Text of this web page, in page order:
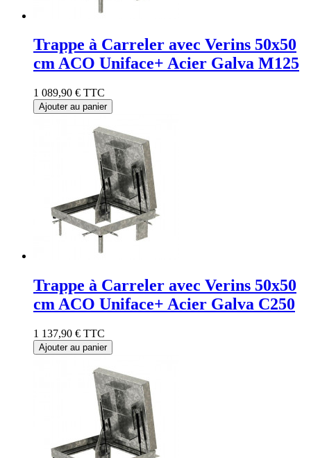
Trappe à Carreler avec Verins 50x50
cm ACO Uniface+ Acier Galva M125
1 089,90 € TTC
Ajouter au panier
Trappe à Carreler avec Verins 50x50
cm ACO Uniface+ Acier Galva C250
1 137,90 € TTC
Ajouter au panier